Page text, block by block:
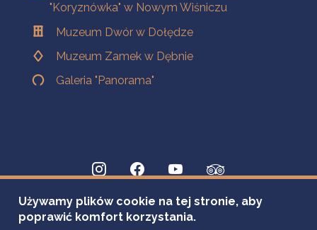
"Koryznówka" w Nowym Wiśniczu
Muzeum Dwór w Dołędze
Muzeum Zamek w Dębnie
Galeria "Panorama"
Używamy plików cookie na tej stronie, aby
poprawić komfort korzystania.